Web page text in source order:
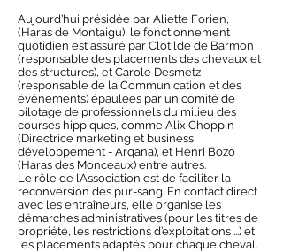
Aujourd’hui présidée par Aliette Forien,
(Haras de Montaigu), le fonctionnement
quotidien est assuré par Clotilde de Barmon
(responsable des placements des chevaux et
des structures), et Carole Desmetz
(responsable de la Communication et des
événements) épaulées par un comité de
pilotage de professionnels du milieu des
courses hippiques, comme Alix Choppin
(Directrice marketing et business
développement - Arqana), et Henri Bozo
(Haras des Monceaux) entre autres.
Le rôle de l’Association est de faciliter la
reconversion des pur-sang. En contact direct
avec les entraîneurs, elle organise les
démarches administratives (pour les titres de
propriété, les restrictions d’exploitations ...) et
les placements adaptés pour chaque cheval.